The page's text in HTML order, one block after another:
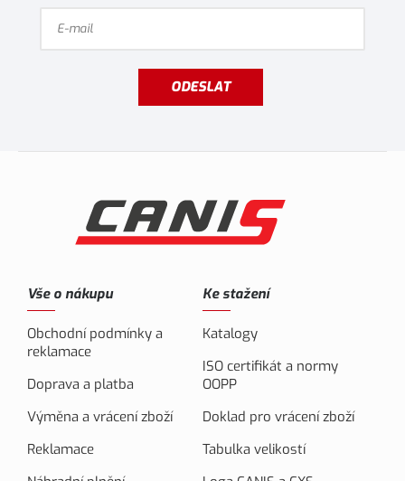
ODESLAT
Vše o nákupu
Obchodní podmínky a
reklamace
Doprava a platba
Výměna a vrácení zboží
Reklamace
Ke stažení
Katalogy
ISO certifikát a normy
OOPP
Doklad pro vrácení zboží
Tabulka velikostí